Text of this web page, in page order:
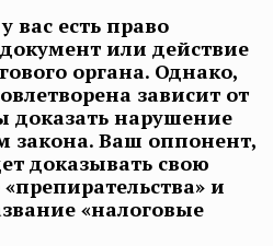
вас есть право
или действие
органа. Однако,
зависит от
доказать нарушение
закона. Ваш оппонент,
доказывать свою
и
«налоговые